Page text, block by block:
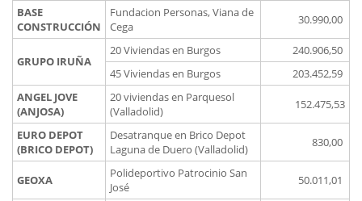
BASE
CONSTRUCCIÓN
Fundacion Personas, Viana de
Cega
30.990,00
GRUPO IRUÑA
20 Viviendas en Burgos
240.906,50
45 Viviendas en Burgos
203.452,59
ANGEL JOVE
(ANJOSA)
20 viviendas en Parquesol
(Valladolid)
152.475,53
EURO DEPOT
(BRICO DEPOT)
Desatranque en Brico Depot
Laguna de Duero (Valladolid)
830,00
GEOXA
Polideportivo Patrocinio San
José
50.011,01